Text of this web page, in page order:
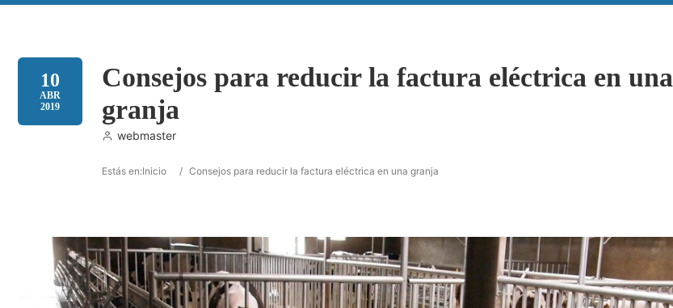
10
ABR
2019
Consejos para reducir la factura eléctrica en una
granja
webmaster
Estás en:Inicio / Consejos para reducir la factura eléctrica en una granja